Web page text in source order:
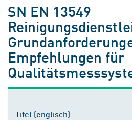
SN EN 13549
Empfehlungen für
Titel (englisch)